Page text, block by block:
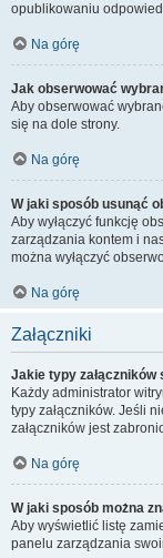
opublikowaniu
Na górę
Jak obserwować
Aby obserwować
się na dole strony.
Na górę
W jaki sposób usunąć
Aby wyłączyć funkcję
zarządzania kontem i
można wyłączyć
Na górę
Załączniki
Jakie typy załączników
Każdy administrator
typy załączników. Jeśli
załączników jest
Na górę
W jaki sposób można
Aby wyświetlić listę
panelu zarządzania